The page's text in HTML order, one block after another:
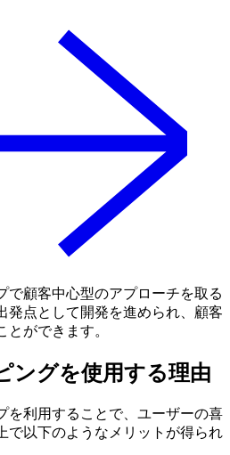
で顧客中心型のアプローチを取る
発点として開発を進められ、顧客
ができます。
ングを使用する理由
を利用することで、ユーザーの喜
で以下のようなメリットが得られ